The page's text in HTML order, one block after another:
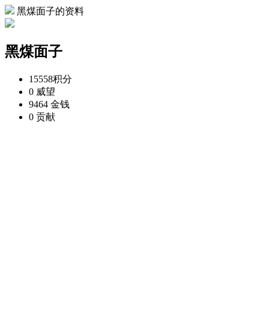
黑煤面子的资料
黑煤面子
15558积分
0 威望
9464 金钱
0 贡献